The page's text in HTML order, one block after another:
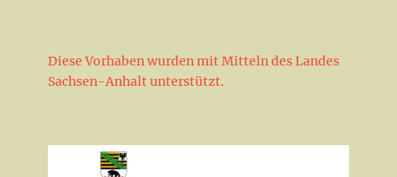
Diese Vorhaben wurden mit Mitteln des Landes
Sachsen-Anhalt unterstützt.